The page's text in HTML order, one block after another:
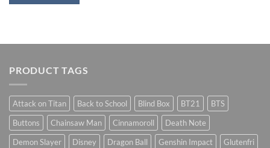
PRODUCT TAGS
Attack on Titan Back to School Blind Box BT21
BTS
Buttons
Chainsaw Man Cinnamoroll
Death Note
Demon Slayer
Disney Dragon Ball Genshin Impact
Glutenfri